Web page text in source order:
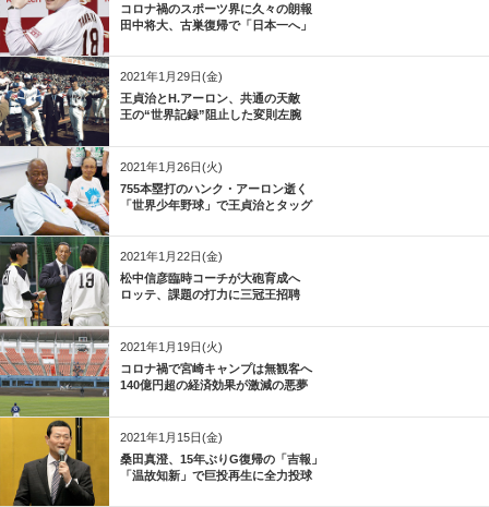
コロナ禍のスポーツ界に久々の朗報
田中将大、古巣復帰で「日本一へ」
2021年1月29日(金)
王貞治とH.アーロン、共通の天敵
王の“世界記録”阻止した変則左腕
2021年1月26日(火)
755本塁打のハンク・アーロン逝く
「世界少年野球」で王貞治とタッグ
2021年1月22日(金)
松中信彦臨時コーチが大砲育成へ
ロッテ、課題の打力に三冠王招聘
2021年1月19日(火)
コロナ禍で宮崎キャンプは無観客へ
140億円超の経済効果が激減の悪夢
2021年1月15日(金)
桑田真澄、15年ぶりG復帰の「吉報」
「温故知新」で巨投再生に全力投球